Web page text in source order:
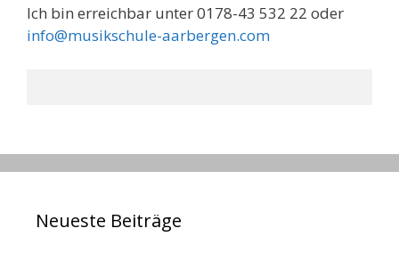
Ich bin erreichbar unter 0178-43 532 22 oder
info@musikschule-aarbergen.com
Neueste Beiträge